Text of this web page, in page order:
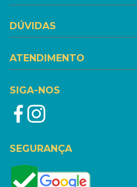
DÚVIDAS
ATENDIMENTO
SIGA-NOS
SEGURANÇA